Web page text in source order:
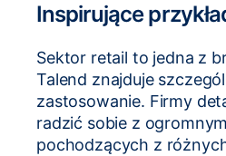
Inspirujące
Sektor retail to jedna z
Talend znajduje
zastosowanie. Firmy
radzić sobie z
pochodzących z